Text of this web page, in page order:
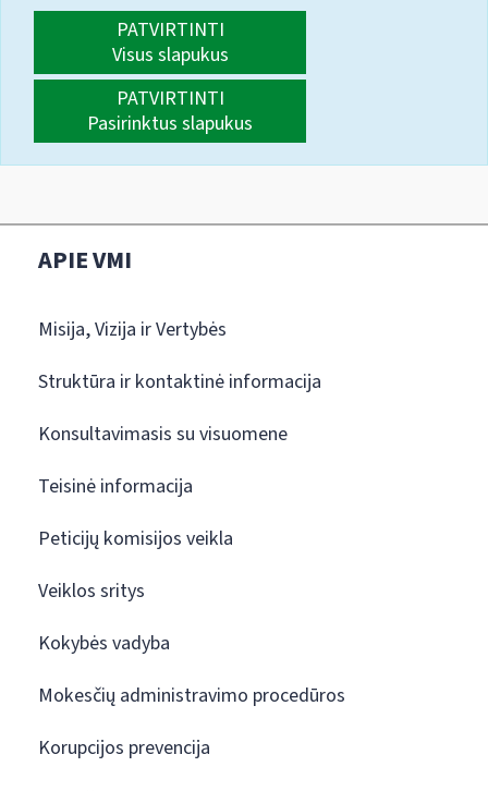
PATVIRTINTI
Visus slapukus
PATVIRTINTI
Pasirinktus slapukus
APIE VMI
Misija, Vizija ir Vertybės
Struktūra ir kontaktinė informacija
Konsultavimasis su visuomene
Teisinė informacija
Peticijų komisijos veikla
Veiklos sritys
Kokybės vadyba
Mokesčių administravimo procedūros
Korupcijos prevencija